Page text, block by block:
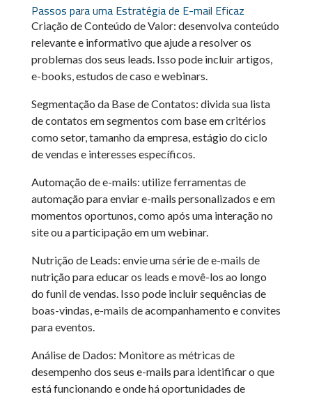
Passos para uma Estratégia de E-mail Eficaz
Criação de Conteúdo de Valor: desenvolva conteúdo
relevante e informativo que ajude a resolver os
problemas dos seus leads. Isso pode incluir artigos,
e-books, estudos de caso e webinars.
Segmentação da Base de Contatos: divida sua lista
de contatos em segmentos com base em critérios
como setor, tamanho da empresa, estágio do ciclo
de vendas e interesses específicos.
Automação de e-mails: utilize ferramentas de
automação para enviar e-mails personalizados e em
momentos oportunos, como após uma interação no
site ou a participação em um webinar.
Nutrição de Leads: envie uma série de e-mails de
nutrição para educar os leads e movê-los ao longo
do funil de vendas. Isso pode incluir sequências de
boas-vindas, e-mails de acompanhamento e convites
para eventos.
Análise de Dados: Monitore as métricas de
desempenho dos seus e-mails para identificar o que
está funcionando e onde há oportunidades de